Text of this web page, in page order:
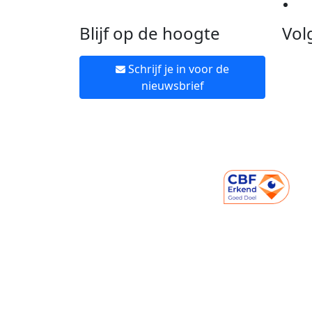
Blijf op de hoogte
Schrijf je in voor de
nieuwsbrief